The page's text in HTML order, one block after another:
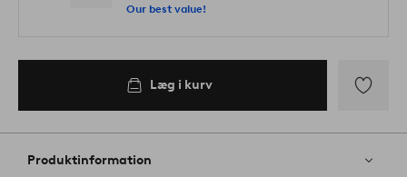
Our best value!
Læg i kurv
til
Produktinformation